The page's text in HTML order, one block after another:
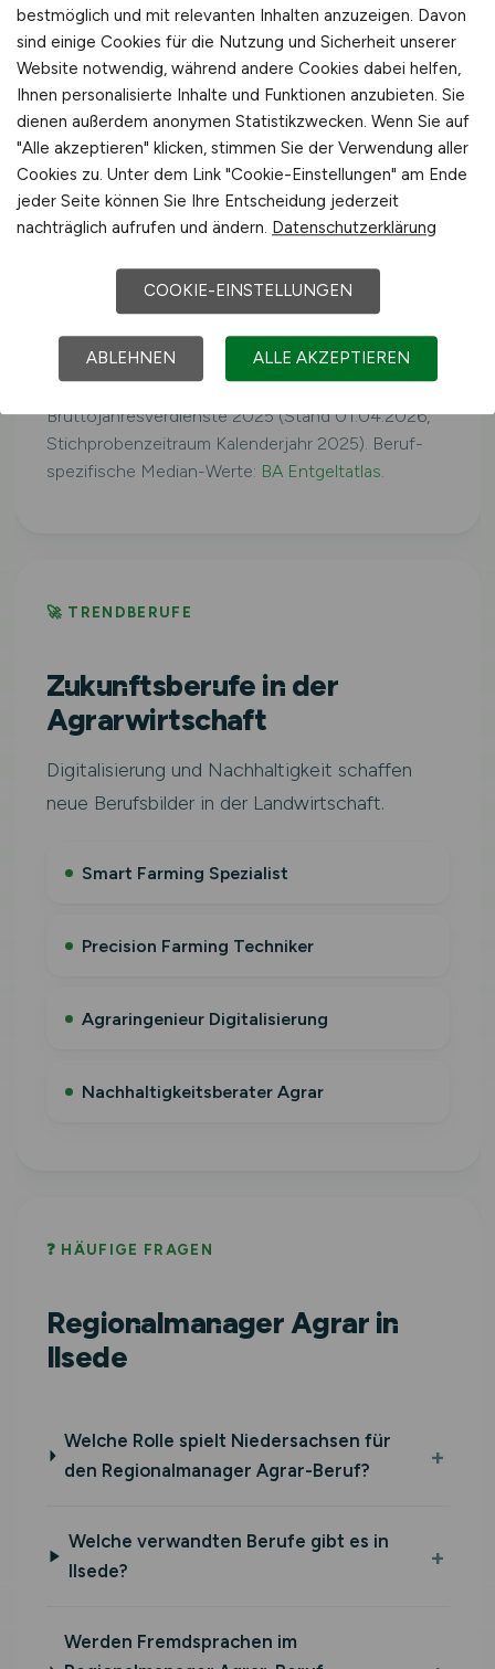
€/Jahr
Deutschland
40.425 €/Jahr
Westdeutschland
41.079 €/Jahr
Ostdeutschland
Quelle: Statistisches Bundesamt,
Bruttojahresverdienste 2025 (Stand 01.04.2026,
Stichprobenzeitraum Kalenderjahr 2025). Beruf-
spezifische Median-Werte: BA Entgeltatlas.
🚀 TRENDBERUFE
Zukunftsberufe in der
Agrarwirtschaft
Digitalisierung und Nachhaltigkeit schaffen
neue Berufsbilder in der Landwirtschaft.
Smart Farming Spezialist
Precision Farming Techniker
Agraringenieur Digitalisierung
Nachhaltigkeitsberater Agrar
❓ HÄUFIGE FRAGEN
Regionalmanager Agrar in
Ilsede
Welche Rolle spielt Niedersachsen für
den Regionalmanager Agrar-Beruf?
Welche verwandten Berufe gibt es in
Ilsede?
Werden Fremdsprachen im
bestmöglich und mit relevanten Inhalten anzuzeigen. Davon
sind einige Cookies für die Nutzung und Sicherheit unserer
Website notwendig, während andere Cookies dabei helfen,
Ihnen personalisierte Inhalte und Funktionen anzubieten. Sie
dienen außerdem anonymen Statistikzwecken. Wenn Sie auf
"Alle akzeptieren" klicken, stimmen Sie der Verwendung aller
Cookies zu. Unter dem Link "Cookie-Einstellungen" am Ende
jeder Seite können Sie Ihre Entscheidung jederzeit
nachträglich aufrufen und ändern. Datenschutzerklärung
COOKIE-EINSTELLUNGEN
ABLEHNEN ALLE AKZEPTIEREN